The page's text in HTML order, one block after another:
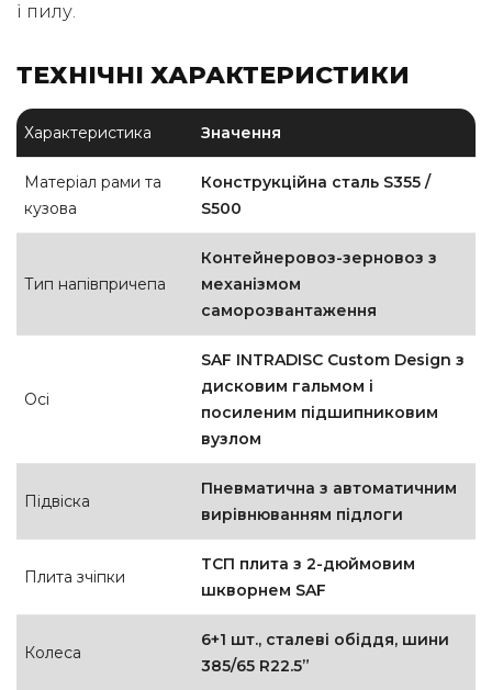
і пилу.
ТЕХНІЧНІ ХАРАКТЕРИСТИКИ
Характеристика Значення
Матеріал рами та
кузова
Конструкційна сталь S355 /
S500
Тип напівпричепа
Контейнеровоз-зерновоз з
механізмом
саморозвантаження
Осі
SAF INTRADISC Custom Design з
дисковим гальмом і
посиленим підшипниковим
вузлом
Підвіска
Пневматична з автоматичним
вирівнюванням підлоги
Плита зчіпки
ТСП плита з 2-дюймовим
шкворнем SAF
Колеса
6+1 шт., сталеві обіддя, шини
385/65 R22.5”